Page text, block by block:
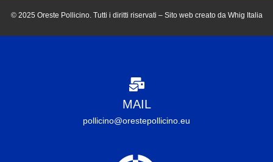
© 2025 Oreste Pollicino. Tutti i diritti riservati – Sito web creato da Whig Italia
MAIL
pollicino@orestepollicino.eu